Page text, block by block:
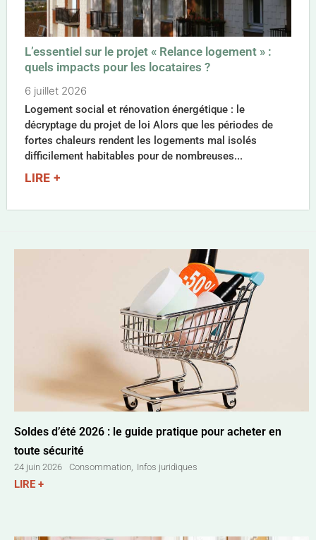
L’essentiel sur le projet « Relance logement » :
quels impacts pour les locataires ?
6 juillet 2026
Logement social et rénovation énergétique : le
décryptage du projet de loi Alors que les périodes de
fortes chaleurs rendent les logements mal isolés
difficilement habitables pour de nombreuses...
LIRE +
Soldes d’été 2026 : le guide pratique pour acheter en
toute sécurité
24 juin 2026 Consommation Infos juridiques
LIRE +